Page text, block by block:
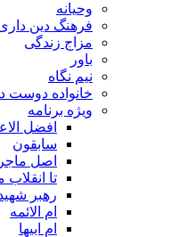
وحیانه
فرهنگ دین
مزاج زندگی
باور
نیم نگاه
خانواده دوست
ویژه برنامه
افضل
سابقون
اصل ماجرا
تا
رهبر
ام الائمه
ام ابیها